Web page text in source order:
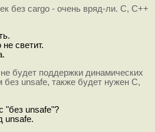
без cargo - очень вряд-ли. С, С++
не светит.
будет поддержки динамических
без unsafe, также будет нужен С,
"без unsafe"?
unsafe.